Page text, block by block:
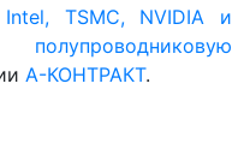
TSMC, NVIDIA и
А-КОНТРАКТ.